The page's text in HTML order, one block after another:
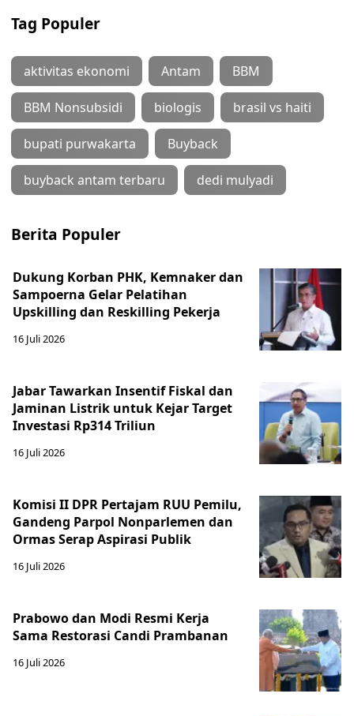
Tag Populer
aktivitas ekonomi Antam BBM
BBM Nonsubsidi biologis brasil vs haiti
bupati purwakarta Buyback
buyback antam terbaru dedi mulyadi
Berita Populer
Dukung Korban PHK, Kemnaker dan
Sampoerna Gelar Pelatihan
Upskilling dan Reskilling Pekerja
16 Juli 2026
Jabar Tawarkan Insentif Fiskal dan
Jaminan Listrik untuk Kejar Target
Investasi Rp314 Triliun
16 Juli 2026
Komisi II DPR Pertajam RUU Pemilu,
Gandeng Parpol Nonparlemen dan
Ormas Serap Aspirasi Publik
16 Juli 2026
Prabowo dan Modi Resmi Kerja
Sama Restorasi Candi Prambanan
16 Juli 2026